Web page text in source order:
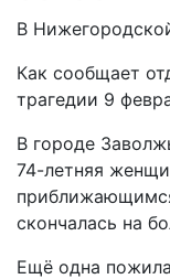
В
Как сообщает
трагедии 9
В городе
74-летняя
скончалась на
Ещё одна